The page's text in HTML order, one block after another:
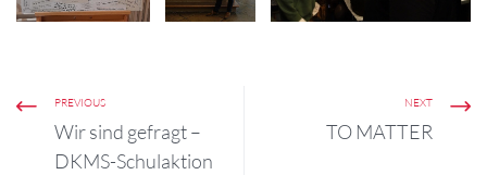
PREVIOUS
Wir sind gefragt –
DKMS-Schulaktion
NEXT
TO MATTER